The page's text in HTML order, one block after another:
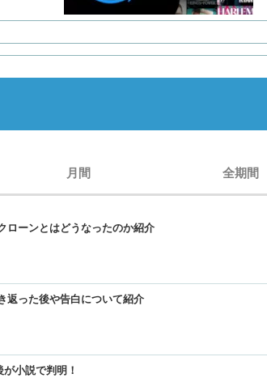
ローンとはどうなったのか紹介
返った後や告白について紹介
小説で判明！
】レイカの最後と死亡は？玄野のクローンとはど
】西丈一郎は最後どうなった？生き返った後や告
】加藤勝が死亡して復活した経緯は？弟や山咲と
月間
】レイカの最後と死亡は？玄野のクローンとはど
】西丈一郎は最後どうなった？生き返った後や告
】加藤勝が死亡して復活した経緯は？弟や山咲と
全期間
】うずまきナルトは死亡した？現在のナルトは
術廻戦】七海健人は渋谷事変で死亡した？死因や最後
探偵コナン】コナンの正体を知っている人物一覧！い